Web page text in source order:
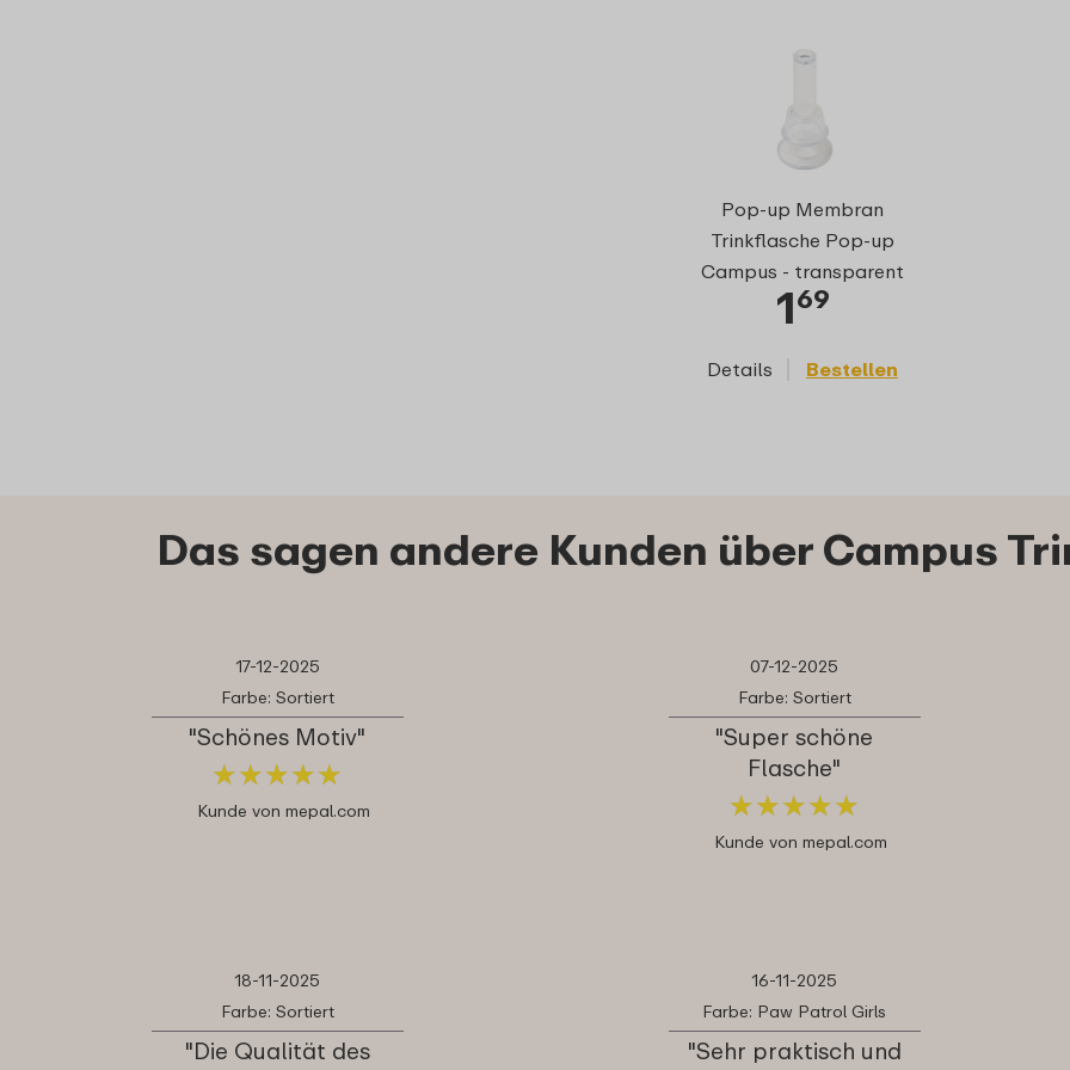
Pop-up Membran
Trinkflasche Pop-up
Campus - transparent
169
Details Bestellen
Das sagen andere Kunden über Campus
17-12-2025
Farbe: Sortiert
"Schönes Motiv"
★★★★★
★★★★★
Kunde von mepal.com
07-12-2025
Farbe: Sortiert
"Super schöne
Flasche"
★★★★★
★★★★★
Kunde von mepal.com
18-11-2025
Farbe: Sortiert
"Die Qualität des
16-11-2025
Farbe: Paw Patrol Girls
"Sehr praktisch und